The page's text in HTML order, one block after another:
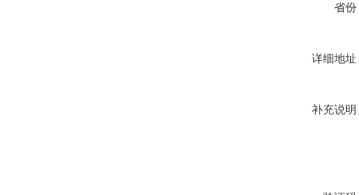
省份
详细地址
补充说明